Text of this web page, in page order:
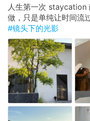
人生第一次 staycation
做，只是单纯让时间流
#镜头下的光影